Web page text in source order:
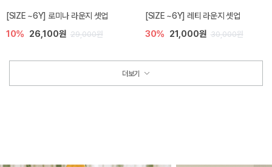
[SIZE ~6Y] 로미나 라운지 셋업
10% 26,100원 29,000원
[SIZE ~6Y] 레티 라운지 셋업
30% 21,000원 30,000원
더보기